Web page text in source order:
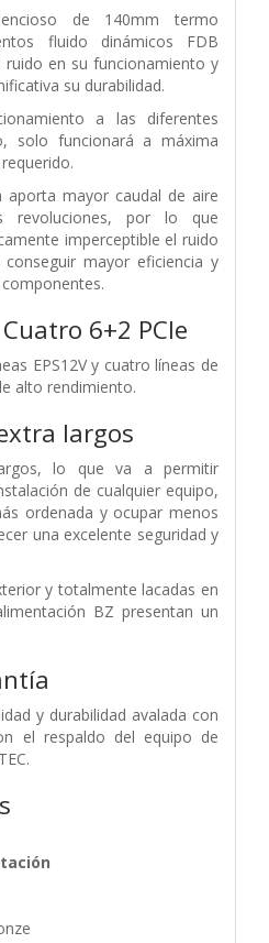
de 140mm termo
fluido dinámicos FDB
ruido en su funcionamiento y
su durabilidad.
a las diferentes
solo funcionará a máxima
aporta mayor caudal de aire
revoluciones, por lo que
imperceptible el ruido
mayor eficiencia y
6+2 PCIe
EPS12V y cuatro líneas de
alto rendimiento.
largos
lo que va a permitir
de cualquier equipo,
ordenada y ocupar menos
una excelente seguridad y
y totalmente lacadas en
BZ presentan un
y durabilidad avalada con
el respaldo del equipo de